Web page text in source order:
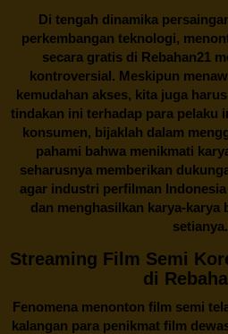
Di tengah dinamika
perkembangan teknologi,
secara gratis di Rebahan21
kontroversial. Meskipun
kemudahan akses, kita juga
tindakan ini terhadap para pelaku
konsumen, bijaklah dalam
pahami bahwa menikmati
seharusnya memberikan
agar industri perfilman
dan menghasilkan karya-karya
setianya.
Streaming Film Semi
di
Fenomena menonton film semi
kalangan para penikmat film